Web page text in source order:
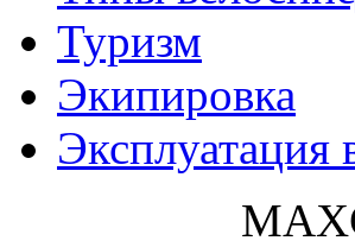
Туризм
Экипировка
Эксплуатация